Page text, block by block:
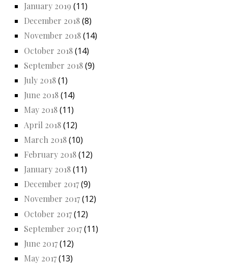
January 2019 (11)
December 2018(8)
November 2018(14)
October 2018(14)
September 2018(9)
July 2018(1)
June 2018(14)
May 2018(11)
April 2018(12)
March 2018(10)
February 2018(12)
January 2018(11)
December 2017(9)
November 2017(12)
October 2017(12)
September 2017(11)
June 2017(12)
May 2017(13)